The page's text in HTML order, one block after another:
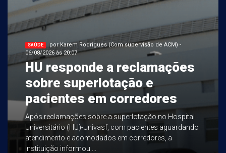
SAÚDE
por Karem Rodrigues (Com supervisão de ACM) -
06/08/2026 às 20:07
HU responde a reclamações
sobre superlotação e
pacientes em corredores
Após reclamações sobre a superlotação no Hospital
Universitário (HU)-Univasf, com pacientes aguardando
atendimento e acomodados em corredores, a
instituição informou ...